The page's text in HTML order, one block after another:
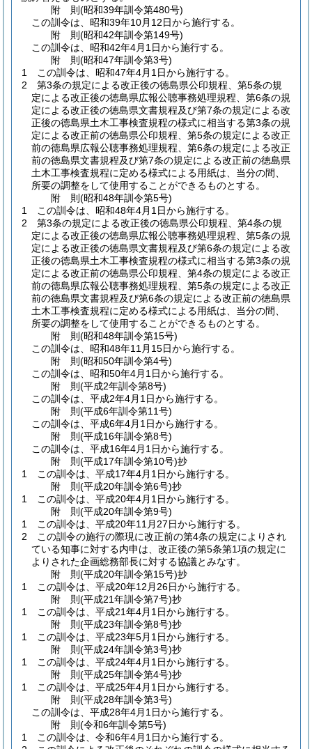
附 則(昭和39年訓令第480号)
この訓令は、昭和39年10月12日から施行する。
附 則(昭和42年訓令第149号)
この訓令は、昭和42年4月1日から施行する。
附 則(昭和47年訓令第3号)
1
この訓令は、昭和47年4月1日から施行する。
2
第3条の規定による改正後の徳島県公印規程、第5条の規
定による改正後の徳島県広報公聴事務処理規程、第6条の規
定による改正後の徳島県文書規程及び第7条の規定による改
正後の徳島県土木工事検査規程の様式に相当する第3条の規
定による改正前の徳島県公印規程、第5条の規定による改正
前の徳島県広報公聴事務処理規程、第6条の規定による改正
前の徳島県文書規程及び第7条の規定による改正前の徳島県
土木工事検査規程に定める様式による用紙は、当分の間、
所要の調整をして使用することができるものとする。
附 則(昭和48年訓令第5号)
1
この訓令は、昭和48年4月1日から施行する。
2
第3条の規定による改正後の徳島県公印規程、第4条の規
定による改正後の徳島県広報公聴事務処理規程、第5条の規
定による改正後の徳島県文書規程及び第6条の規定による改
正後の徳島県土木工事検査規程の様式に相当する第3条の規
定による改正前の徳島県公印規程、第4条の規定による改正
前の徳島県広報公聴事務処理規程、第5条の規定による改正
前の徳島県文書規程及び第6条の規定による改正前の徳島県
土木工事検査規程に定める様式による用紙は、当分の間、
所要の調整をして使用することができるものとする。
附 則(昭和48年訓令第15号)
この訓令は、昭和48年11月15日から施行する。
附 則(昭和50年訓令第4号)
この訓令は、昭和50年4月1日から施行する。
附 則(平成2年訓令第8号)
この訓令は、平成2年4月1日から施行する。
附 則(平成6年訓令第11号)
この訓令は、平成6年4月1日から施行する。
附 則(平成16年訓令第8号)
この訓令は、平成16年4月1日から施行する。
附 則(平成17年訓令第10号)抄
1
この訓令は、平成17年4月1日から施行する。
附 則(平成20年訓令第6号)抄
1
この訓令は、平成20年4月1日から施行する。
附 則(平成20年訓令第9号)
1
この訓令は、平成20年11月27日から施行する。
2
この訓令の施行の際現に改正前の第4条の規定によりされ
ている知事に対する内申は、改正後の第5条第1項の規定に
よりされた企画総務部長に対する協議とみなす。
附 則(平成20年訓令第15号)抄
1
この訓令は、平成20年12月26日から施行する。
附 則(平成21年訓令第7号)抄
1
この訓令は、平成21年4月1日から施行する。
附 則(平成23年訓令第8号)抄
1
この訓令は、平成23年5月1日から施行する。
附 則(平成24年訓令第3号)抄
1
この訓令は、平成24年4月1日から施行する。
附 則(平成25年訓令第4号)抄
1
この訓令は、平成25年4月1日から施行する。
附 則(平成28年訓令第3号)
この訓令は、平成28年4月1日から施行する。
附 則(令和6年訓令第5号)
1
この訓令は、令和6年4月1日から施行する。